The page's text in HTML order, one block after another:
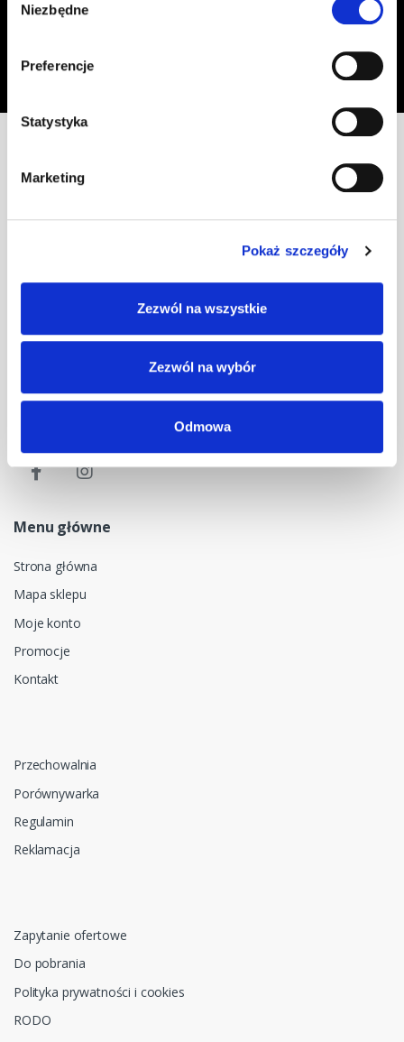
zgody
Niezbędne
Preferencje
Statystyka
Marketing
Pokaż szczegóły
Zezwól na wszystkie
Zezwól na wybór
Odmowa
Adres email
Zapisz się
Oświadczam, że zapoznałem się z
przetwarzania moich danych osobowych, w celu przesyłania mi informacji o
Nasz adres e-mail
dok@mdmnt.com
NIP: 5482614481, MDM NT sp. z o.o., Bestwińska 143, 43-346
Menu główne
Strona główna
Mapa sklepu
Moje konto
Promocje
Kontakt
Przechowalnia
Porównywarka
Regulamin
Reklamacja
Zapytanie ofertowe
Do pobrania
Polityka prywatności i cookies
RODO